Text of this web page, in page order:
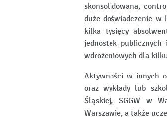
skonsolidowana,
duże doświadczenie w
kilka tysięcy
jednostek
wdrożeniowych dla
Aktywności w innych
oraz wykłady lub
Śląskiej, SGGW w
Warszawie, a także